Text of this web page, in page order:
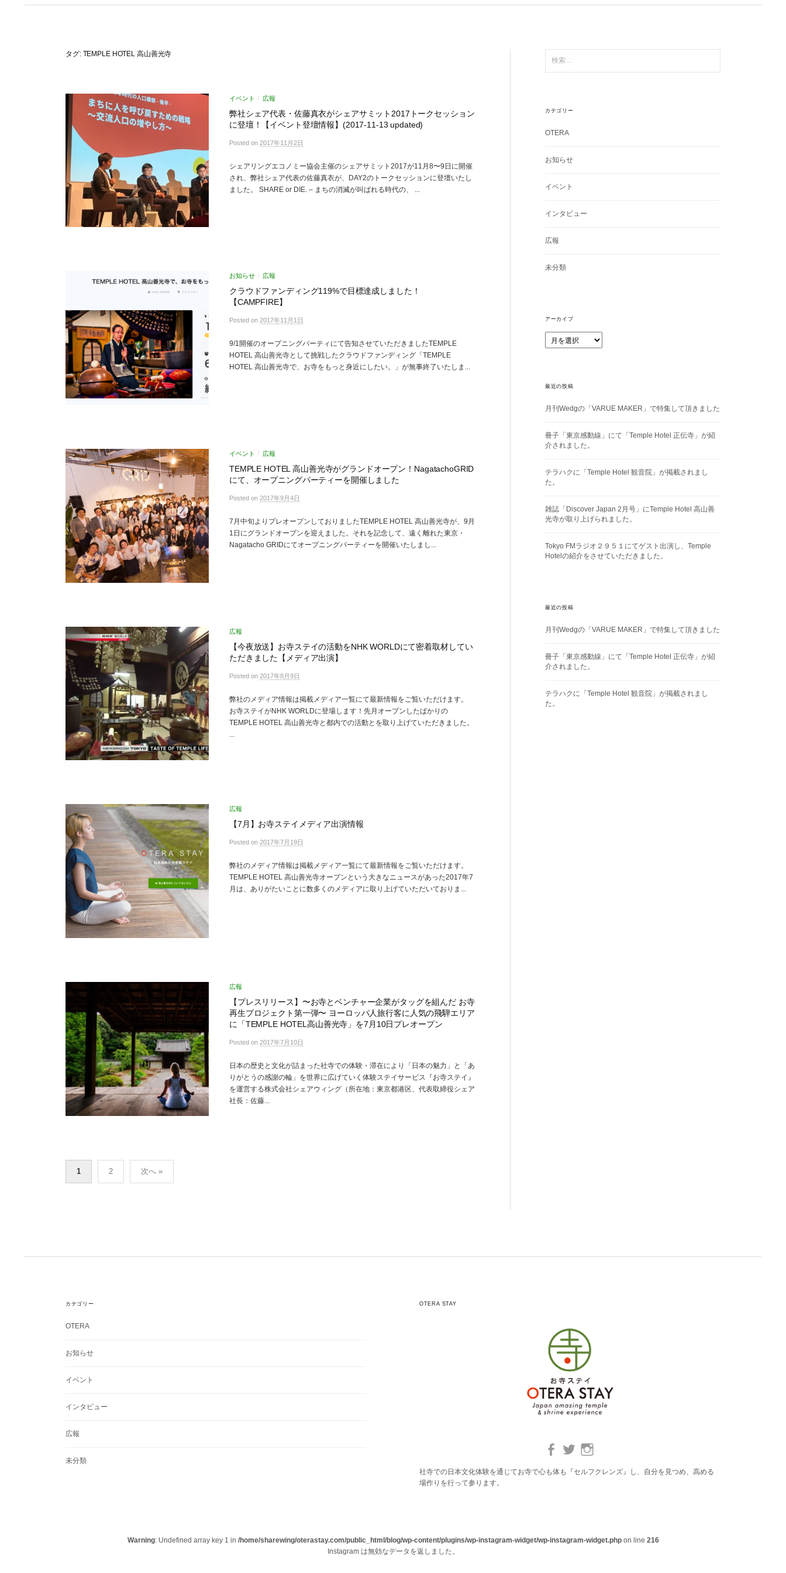
タグ: TEMPLE HOTEL 高山善光寺
イベント / 広報
弊社シェア代表・佐藤真衣がシェアサミット2017トークセッション
に登壇！【イベント登壇情報】(2017-11-13 updated)
Posted on 2017年11月2日
シェアリングエコノミー協会主催のシェアサミット2017が11月8〜9日に開催
され、弊社シェア代表の佐藤真衣が、DAY2のトークセッションに登壇いたし
ました。 SHARE or DIE. – まちの消滅が叫ばれる時代の、 ...
お知らせ / 広報
クラウドファンディング119%で目標達成しました！
【CAMPFIRE】
Posted on 2017年11月1日
9/1開催のオープニングパーティにて告知させていただきましたTEMPLE
HOTEL 高山善光寺として挑戦したクラウドファンディング「TEMPLE
HOTEL 高山善光寺で、お寺をもっと身近にしたい。」が無事終了いたしま...
イベント / 広報
TEMPLE HOTEL 高山善光寺がグランドオープン！NagatachoGRID
にて、オープニングパーティーを開催しました
Posted on 2017年9月4日
7月中旬よりプレオープンしておりましたTEMPLE HOTEL 高山善光寺が、9月
1日にグランドオープンを迎えました。それを記念して、遠く離れた東京・
Nagatacho GRIDにてオープニングパーティーを開催いたしまし...
広報
【今夜放送】お寺ステイの活動をNHK WORLDにて密着取材してい
ただきました【メディア出演】
Posted on 2017年8月9日
弊社のメディア情報は掲載メディア一覧にて最新情報をご覧いただけます。
お寺ステイがNHK WORLDに登場します！先月オープンしたばかりの
TEMPLE HOTEL 高山善光寺と都内での活動とを取り上げていただきました。
広報
【7月】お寺ステイメディア出演情報
Posted on 2017年7月19日
弊社のメディア情報は掲載メディア一覧にて最新情報をご覧いただけます。
TEMPLE HOTEL 高山善光寺オープンという大きなニュースがあった2017年7
月は、ありがたいことに数多くのメディアに取り上げていただいておりま...
広報
【プレスリリース】〜お寺とベンチャー企業がタッグを組んだ お寺
再生プロジェクト第一弾〜 ヨーロッパ人旅行客に人気の飛騨エリア
に「TEMPLE HOTEL高山善光寺」を7月10日プレオープン
Posted on 2017年7月10日
日本の歴史と文化が詰まった社寺での体験・滞在により「日本の魅力」と「あ
りがとうの感謝の輪」を世界に広げていく体験ステイサービス『お寺ステイ』
を運営する株式会社シェアウィング（所在地：東京都港区、代表取締役シェア
社長：佐藤...
1 2 次へ »
索:
カテゴリー
OTERA
お知らせ
イベント
インタビュー
広報
未分類
アーカイブ
ー
最近の投稿
月刊Wedgの「VARUE MAKER」で特集して頂きました
冊子「東京感動線」にて「Temple Hotel 正伝寺」が紹
介されました。
テラハクに「Temple Hotel 観音院」が掲載されまし
た。
雑誌「Discover Japan 2月号」にTemple Hotel 高山善
光寺が取り上げられました。
Tokyo FMラジオ２９５１にてゲスト出演し、Temple
Hotelの紹介をさせていただきました。
最近の投稿
月刊Wedgの「VARUE MAKER」で特集して頂きました
冊子「東京感動線」にて「Temple Hotel 正伝寺」が紹
介されました。
テラハクに「Temple Hotel 観音院」が掲載されまし
た。
カテゴリー
OTERA
お知らせ
イベント
インタビュー
広報
未分類
OTERA STAY
社寺での日本文化体験を通じてお寺で心も体も『セルフクレンズ』し、自分を見つめ、高める
場作りを行って参ります。
Warning: Undefined array key 1 in /home/sharewing/oterastay.com/public_html/blog/wp-content/plugins/wp-instagram-widget/wp-instagram-widget.phpon line 216
Instagram は無効なデータを返しました。